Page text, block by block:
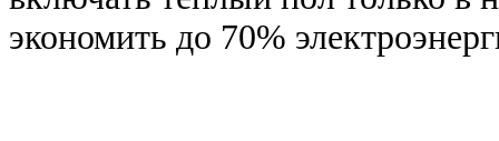
экономить до 70%